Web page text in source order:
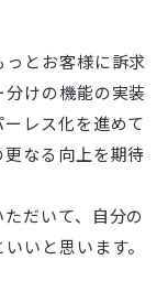
とお客様に訴求
けの機能の実装
レス化を進めて
なる向上を期待
だいて、自分の
いと思います。